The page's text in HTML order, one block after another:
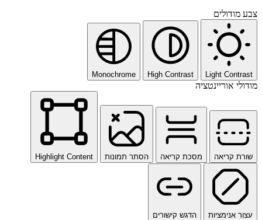
צבע מודולים
Light Contrast
High Contrast
Monochrome
מודולי אוריינטציה
שורת קריאה מסכת קריאה הסתר תמונות Highlight Content
עצור אנימציות הדגש קישורים